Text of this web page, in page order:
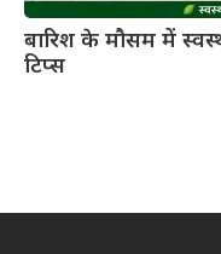
बारिश के मौसम में
टिप्स